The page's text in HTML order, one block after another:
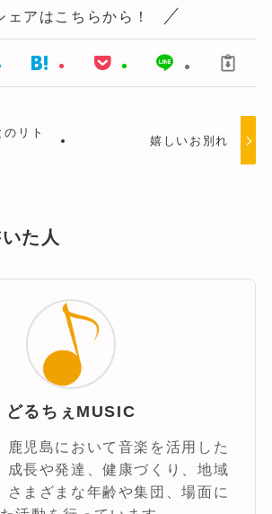
ェアはこちらから！
リト
嬉しいお別れ
た人
どるちぇMUSIC
鹿児島において音楽を活用した
成長や発達、健康づくり、地域
さまざまな年齢や集団、場面に